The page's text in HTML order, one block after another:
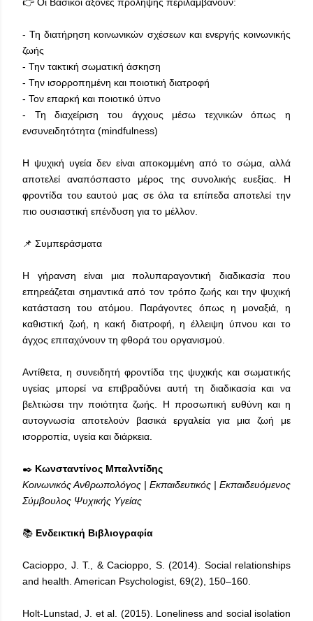
- Τη διατήρηση κοινωνικών σχέσεων και ενεργής κοινωνικής
ζωής
- Την τακτική σωματική άσκηση
- Την ισορροπημένη και ποιοτική διατροφή
- Τον επαρκή και ποιοτικό ύπνο
- Τη διαχείριση του άγχους μέσω τεχνικών όπως η
ενσυνειδητότητα (mindfulness)
Η ψυχική υγεία δεν είναι αποκομμένη από το σώμα, αλλά
αποτελεί αναπόσπαστο μέρος της συνολικής ευεξίας. Η
φροντίδα του εαυτού μας σε όλα τα επίπεδα αποτελεί την
πιο ουσιαστική επένδυση για το μέλλον.
📌 Συμπεράσματα
Η γήρανση είναι μια πολυπαραγοντική διαδικασία που
επηρεάζεται σημαντικά από τον τρόπο ζωής και την ψυχική
κατάσταση του ατόμου. Παράγοντες όπως η μοναξιά, η
καθιστική ζωή, η κακή διατροφή, η έλλειψη ύπνου και το
άγχος επιταχύνουν τη φθορά του οργανισμού.
Αντίθετα, η συνειδητή φροντίδα της ψυχικής και σωματικής
υγείας μπορεί να επιβραδύνει αυτή τη διαδικασία και να
βελτιώσει την ποιότητα ζωής. Η προσωπική ευθύνη και η
αυτογνωσία αποτελούν βασικά εργαλεία για μια ζωή με
ισορροπία, υγεία και διάρκεια.
✒️ Κωνσταντίνος Μπαλντίδης
Κοινωνικός Ανθρωπολόγος | Εκπαιδευτικός | Εκπαιδευόμενος
Σύμβουλος Ψυχικής Υγείας
📚 Ενδεικτική Βιβλιογραφία
Cacioppo, J. T., & Cacioppo, S. (2014). Social relationships
and health. American Psychologist, 69(2), 150–160.
Holt-Lunstad, J. et al. (2015). Loneliness and social isolation